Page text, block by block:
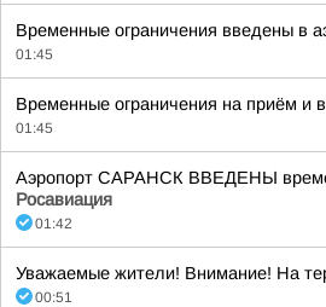
Временные ограничения введены в
01:45
Временные ограничения на приём и
01:45
Аэропорт САРАНСК ВВЕДЕНЫ
Росавиация
01:42
Уважаемые жители! Внимание! На
00:51